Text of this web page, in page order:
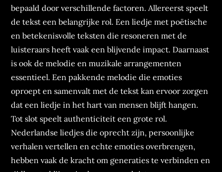
bepaald door verschillende factoren. Allereerst speelt
de tekst een belangrijke rol. Een liedje met poëtische
en betekenisvolle teksten die resoneren met de
luisteraars heeft vaak een blijvende impact. Daarnaast
is ook de melodie en muzikale arrangementen
essentieel. Een pakkende melodie die emoties
oproept en samenvalt met de tekst kan ervoor zorgen
dat een liedje in het hart van mensen blijft hangen.
Tot slot speelt authenticiteit een grote rol.
Nederlandse liedjes die oprecht zijn, persoonlijke
verhalen vertellen en echte emoties overbrengen,
hebben vaak de kracht om generaties te verbinden en